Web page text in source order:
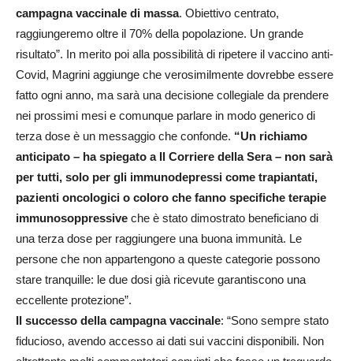
campagna vaccinale di massa. Obiettivo centrato,
raggiungeremo oltre il 70% della popolazione. Un grande
risultato”. In merito poi alla possibilità di ripetere il vaccino anti-
Covid, Magrini aggiunge che verosimilmente dovrebbe essere
fatto ogni anno, ma sarà una decisione collegiale da prendere
nei prossimi mesi e comunque parlare in modo generico di
terza dose è un messaggio che confonde. “Un richiamo
anticipato – ha spiegato a Il Corriere della Sera – non sarà
per tutti, solo per gli immunodepressi come trapiantati,
pazienti oncologici o coloro che fanno specifiche terapie
immunosoppressive che è stato dimostrato beneficiano di
una terza dose per raggiungere una buona immunità. Le
persone che non appartengono a queste categorie possono
stare tranquille: le due dosi già ricevute garantiscono una
eccellente protezione”.
Il successo della campagna vaccinale: “Sono sempre stato
fiducioso, avendo accesso ai dati sui vaccini disponibili. Non